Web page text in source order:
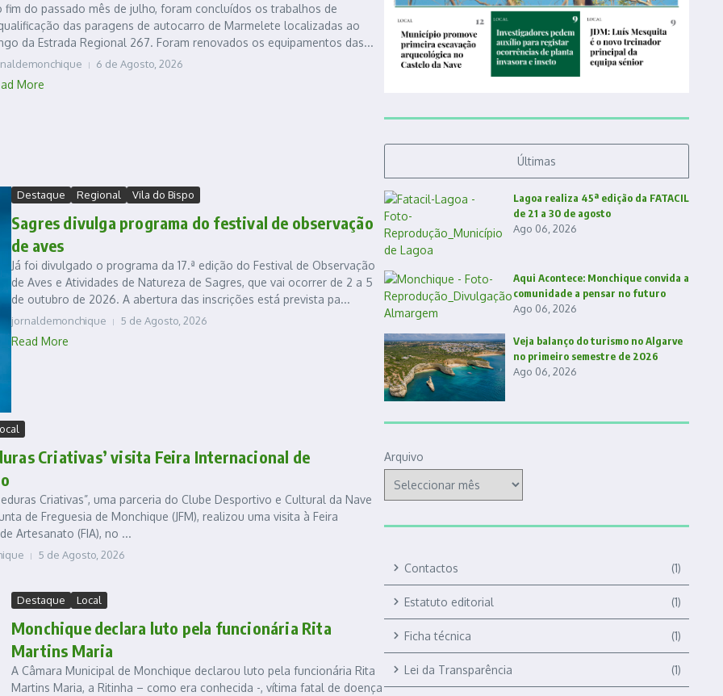
fim do passado mês de julho, foram concluídos os trabalhos de
das paragens de autocarro de Marmelete localizadas ao
da Estrada Regional 267. Foram renovados os equipamentos das...
6 de Agosto, 2026
More
Destaque Regional Vila do Bispo
Sagres divulga programa do festival de observação
de aves
Já foi divulgado o programa da 17.ª edição do Festival de Observação
de Aves e Atividades de Natureza de Sagres, que vai ocorrer de 2 a 5
de outubro de 2026. A abertura das inscrições está prevista pa...
jornaldemonchique 5 de Agosto, 2026
Read More
Criativas’ visita Feira Internacional de
Criativas”, uma parceria do Clube Desportivo e Cultural da Nave
de Freguesia de Monchique (JFM), realizou uma visita à Feira
Artesanato (FIA), no ...
5 de Agosto, 2026
Destaque Local
Monchique declara luto pela funcionária Rita
Martins Maria
A Câmara Municipal de Monchique declarou luto pela funcionária Rita
Martins Maria, a Ritinha – como era conhecida -, vítima fatal de doença
Últimas
Lagoa realiza 45ª edição da FATACIL
de 21 a 30 de agosto
Ago 06, 2026
Aqui Acontece: Monchique convida a
comunidade a pensar no futuro
Ago 06, 2026
Veja balanço do turismo no Algarve
no primeiro semestre de 2026
Ago 06, 2026
Arquivo
Contactos (1)
Estatuto editorial (1)
Ficha técnica (1)
Lei da Transparência (1)